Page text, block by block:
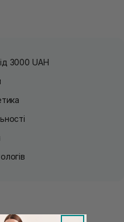
3000 UAH